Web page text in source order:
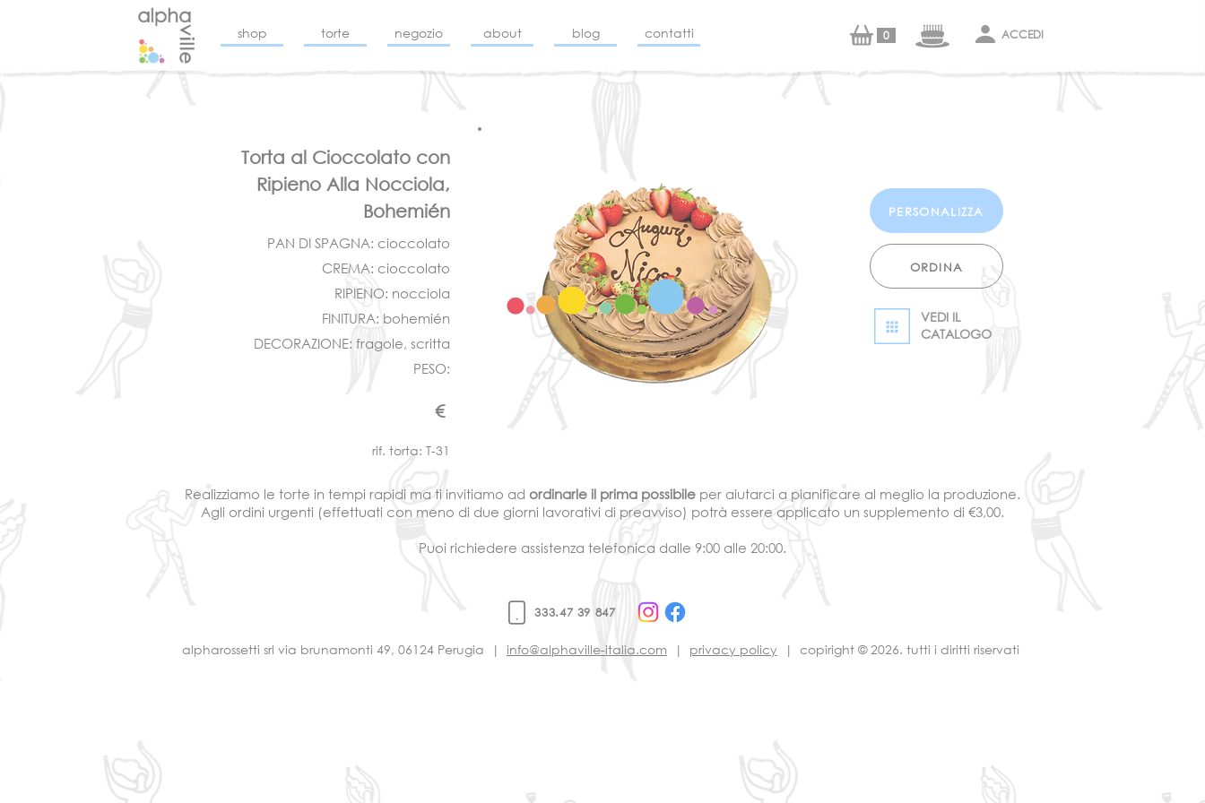
shop torte negozio about blog contatti ACCEDI
0
VEDI IL
CATALOGO
Realizziamo le torte in tempi rapidi ma ti invitiamo ad ordinarle il prima possibile per aiutarci a pianificare al meglio la produzione.
Agli ordini urgenti (effettuati con meno di due giorni lavorativi di preavviso) potrà essere applicato un supplemento di €3,00.
Puoi richiedere assistenza telefonica dalle 9:00 alle 20:00.
Torta al Cioccolato con
Ripieno Alla Nocciola,
Bohemién
€
PESO:
DECORAZIONE: fragole, scritta
FINITURA: bohemién
RIPIENO: nocciola
CREMA: cioccolato
PAN DI SPAGNA: cioccolato
rif. torta: T-31
ORDINA
PERSONALIZZA
alpharossetti srl via brunamonti 49, 06124 Perugia | info@alphaville-italia.com | privacy policy | copiright © 2026. tutti i diritti riservati
333.47 39 847